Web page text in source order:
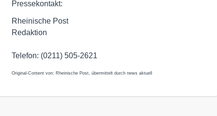
Pressekontakt:
Rheinische Post
Redaktion
Telefon: (0211) 505-2621
Original-Content von: Rheinische Post, übermittelt durch news aktuell